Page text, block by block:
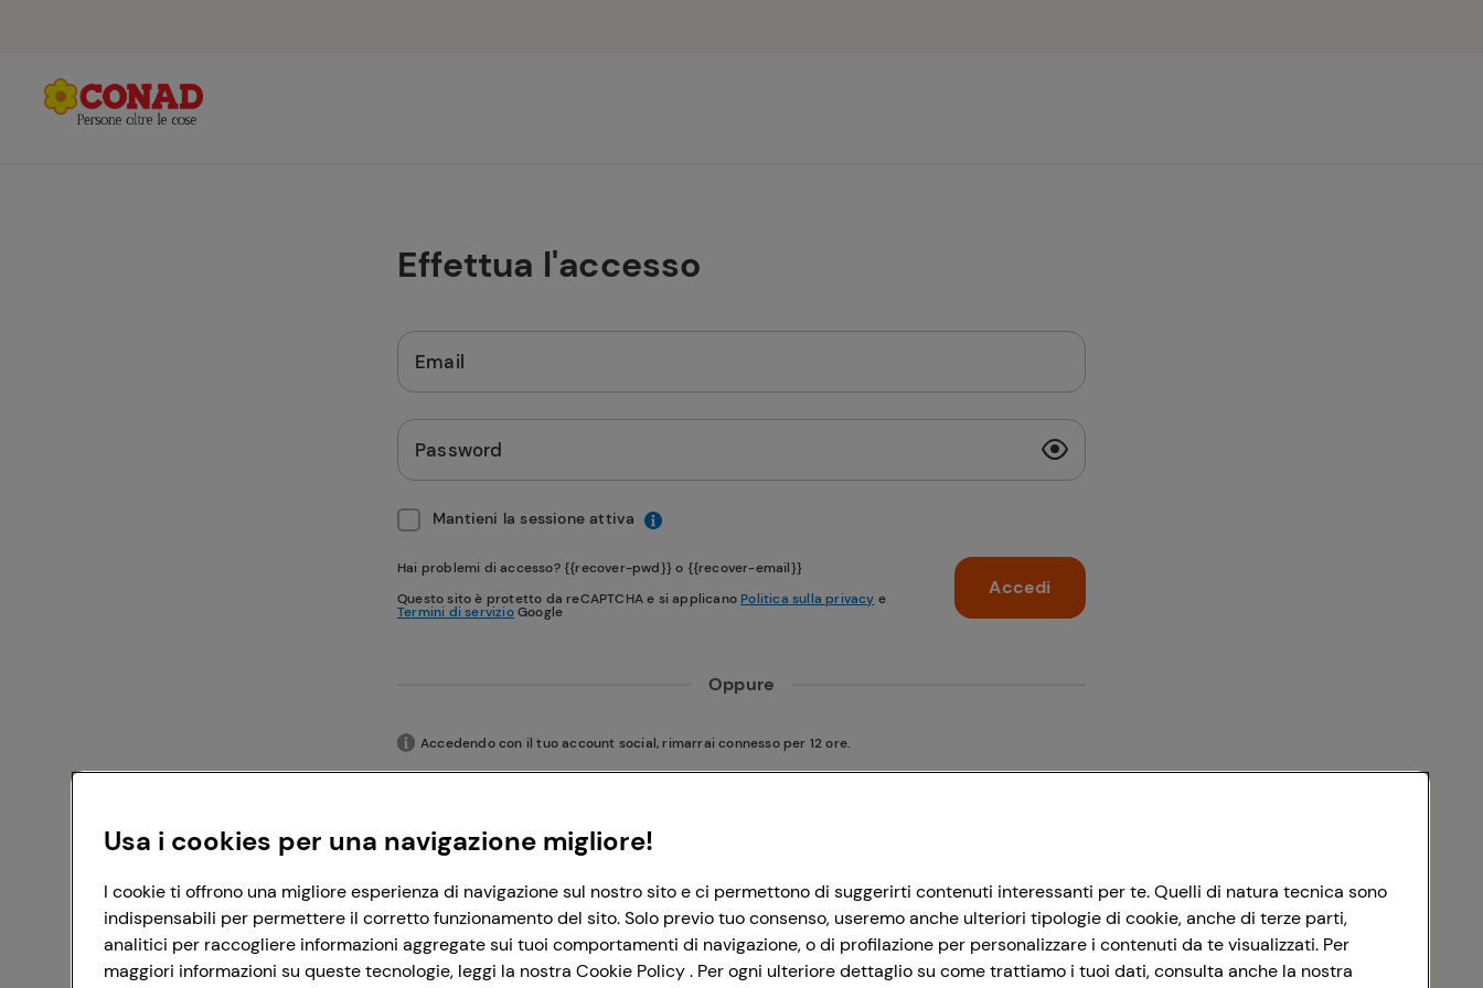
Effettua l'accesso
Email
Password
Mantieni la sessione attiva
Hai problemi di accesso? {{recover-pwd}} o {{recover-email}}
Questo sito è protetto da reCAPTCHA e si applicano Politica sulla privacy e
Termini di servizioGoogle
Accedi
Oppure
Accedendo con il tuo account social, rimarrai connesso per 12 ore.
Accedi con Facebook
Usa i cookies per una navigazione migliore!
I cookie ti offrono una migliore esperienza di navigazione sul nostro sito e ci permettono di suggerirti contenuti interessanti per te. Quelli di natura tecnica sono
indispensabili per permettere il corretto funzionamento del sito. Solo previo tuo consenso, useremo anche ulteriori tipologie di cookie, anche di terze parti,
analitici per raccogliere informazioni aggregate sui tuoi comportamenti di navigazione, o di profilazione per personalizzare i contenuti da te visualizzati. Per
maggiori informazioni su queste tecnologie, leggi la nostra Cookie Policy . Per ogni ulteriore dettaglio su come trattiamo i tuoi dati, consulta anche la nostra